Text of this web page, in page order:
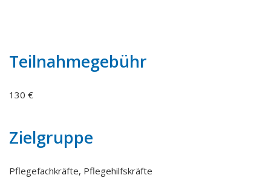
Teilnahmegebühr
130 €
Zielgruppe
Pflegefachkräfte, Pflegehilfskräfte